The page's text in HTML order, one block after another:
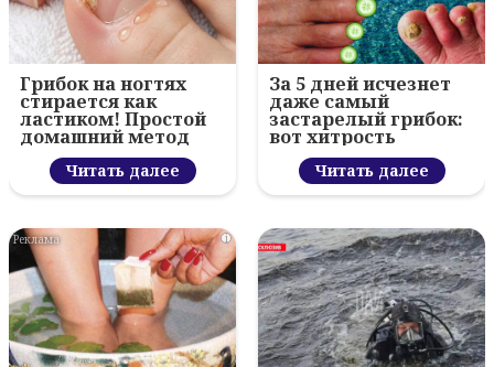
Грибок на ногтях
стирается как
ластиком! Простой
домашний метод
Читать далее
За 5 дней исчезнет
даже самый
застарелый грибок:
вот хитрость
Читать далее
i